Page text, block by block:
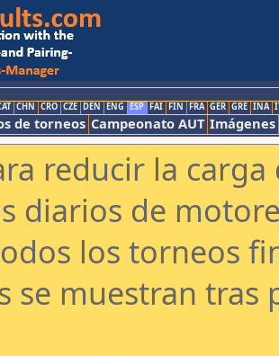
CHN CRO CZE DEN ENG ESP FAI FIN FRA GER GRE INA
de torneos Campeonato AUT Imágenes
reducir la
diarios de
los torneos
se muestran tras